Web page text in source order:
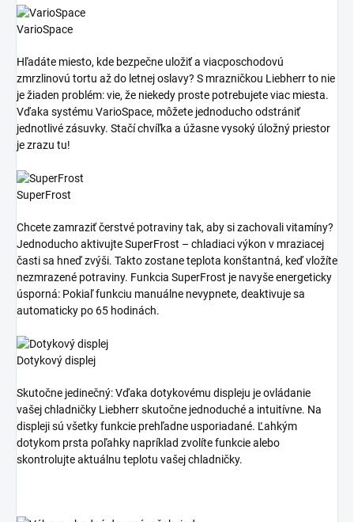
VarioSpace
Hľadáte miesto, kde bezpečne uložiť a viacposchodovú
zmrzlinovú tortu až do letnej oslavy? S mrazničkou Liebherr to nie
je žiaden problém: vie, že niekedy proste potrebujete viac miesta.
Vďaka systému VarioSpace, môžete jednoducho odstrániť
jednotlivé zásuvky. Stačí chvíľka a úžasne vysoký úložný priestor
je zrazu tu!
SuperFrost
Chcete zamraziť čerstvé potraviny tak, aby si zachovali vitamíny?
Jednoducho aktivujte SuperFrost – chladiaci výkon v mraziacej
časti sa hneď zvýši. Takto zostane teplota konštantná, keď vložíte
nezmrazené potraviny. Funkcia SuperFrost je navyše energeticky
úsporná: Pokiaľ funkciu manuálne nevypnete, deaktivuje sa
automaticky po 65 hodinách.
Dotykový displej
Skutočne jedinečný: Vďaka dotykovému displeju je ovládanie
vašej chladničky Liebherr skutočne jednoduché a intuitívne. Na
displeji sú všetky funkcie prehľadne usporiadané. Ľahkým
dotykom prsta poľahky napríklad zvolíte funkcie alebo
skontrolujte aktuálnu teplotu vašej chladničky.